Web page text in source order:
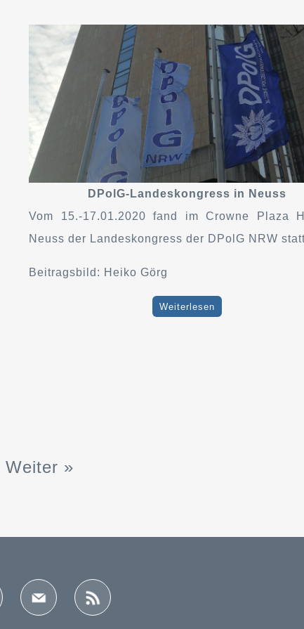
DPolG-Landeskongress in Neuss
Vom 15.-17.01.2020 fand im Crowne Plaza
Neuss der Landeskongress der DPolG NRW
Beitragsbild: Heiko Görg
Weiterlesen
Weiter »